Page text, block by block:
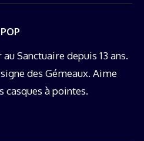
Sanctuaire depuis 13 ans.
des Gémeaux. Aime
casques à pointes.